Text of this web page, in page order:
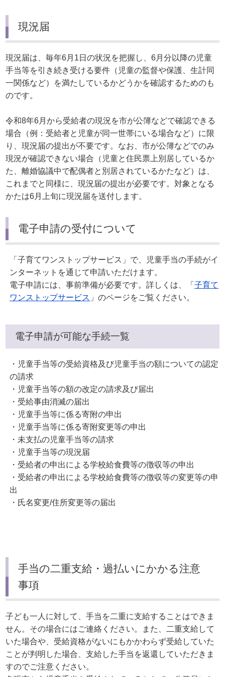
現況届
現況届は、毎年6月1日の状況を把握し、6月分以降の児童
手当等を引き続き受ける要件（児童の監督や保護、生計同
一関係など）を満たしているかどうかを確認するためのも
のです。
令和8年6月から受給者の現況を市が公簿などで確認できる
場合（例：受給者と児童が同一世帯にいる場合など）に限
り、現況届の提出が不要です。なお、市が公簿などでのみ
現況が確認できない場合（児童と住民票上別居しているか
た、離婚協議中で配偶者と別居されているかたなど）は、
これまでと同様に、現況届の提出が必要です。対象となる
かたは6月上旬に現況届を送付します。
電子申請の受付について
「子育てワンストップサービス」で、児童手当の手続がイ
ンターネットを通じて申請いただけます。
電子申請には、事前準備が必要です。詳しくは、「子育て
ワンストップサービス 」のページをご覧ください。
電子申請が可能な手続一覧
・児童手当等の受給資格及び児童手当の額についての認定
の請求
・児童手当等の額の改定の請求及び届出
・受給事由消滅の届出
・児童手当等に係る寄附の申出
・児童手当等に係る寄附変更等の申出
・未支払の児童手当等の請求
・児童手当等の現況届
・受給者の申出による学校給食費等の徴収等の申出
・受給者の申出による学校給食費等の徴収等の変更等の申
出
・氏名変更/住所変更等の届出
手当の二重支給・過払いにかかる注意
事項
子ども一人に対して、手当を二重に支給することはできま
せん。その場合にはご連絡ください。また、二重支給して
いた場合や、受給資格がないにもかかわらず受給していた
ことが判明した場合、支給した手当を返還していただきま
すのでご注意ください。